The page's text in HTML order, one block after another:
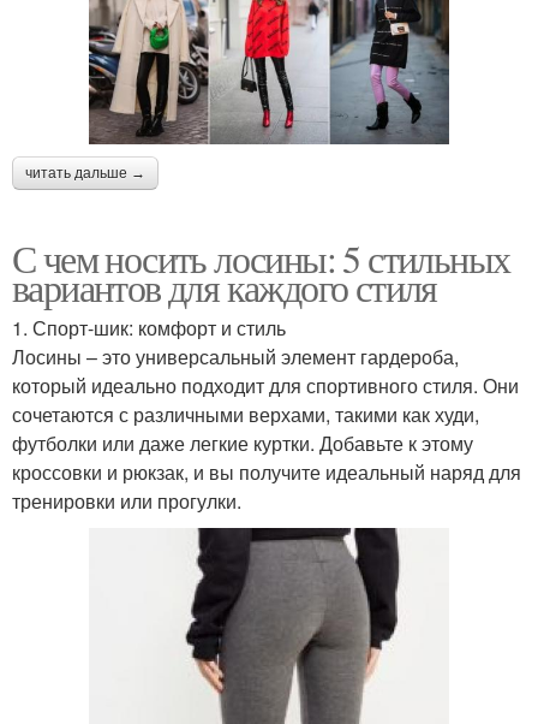
читать дальше →
С чем носить лосины: 5 стильных
вариантов для каждого стиля
1. Спорт-шик: комфорт и стиль
Лосины – это универсальный элемент гардероба,
который идеально подходит для спортивного стиля. Они
сочетаются с различными верхами, такими как худи,
футболки или даже легкие куртки. Добавьте к этому
кроссовки и рюкзак, и вы получите идеальный наряд для
тренировки или прогулки.